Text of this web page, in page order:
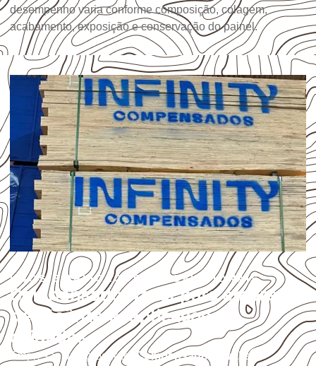
desempenho varia conforme composição, colagem,
acabamento, exposição e conservação do painel.
USOS E APLICAÇÕES PROFISSIONAIS
Compensado Naval para empresas
de Alcântara: aplicações e
cuidados
Empresas que procuram
Compensado Naval em